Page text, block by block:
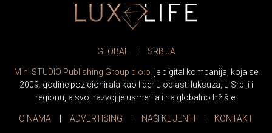
GLOBAL SRBIJA
Mini STUDIO Publishing Group d.o.o. je digital kompanija, koja se
2009. godine pozicionirala kao lider u oblasti luksuza, u Srbiji i
regionu, a svoj razvoj je usmerila i na globalno tržište.
O NAMA ADVERTISING NAŠI KLIJENTI KONTAKT